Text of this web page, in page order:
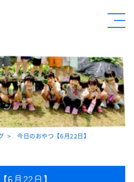
今日のおやつ【6月22日】
月22日】